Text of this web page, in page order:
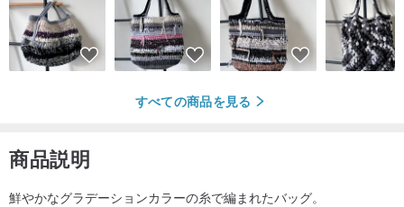
すべての商品を見る
商品説明
鮮やかなグラデーションカラーの糸で編まれたバッグ。